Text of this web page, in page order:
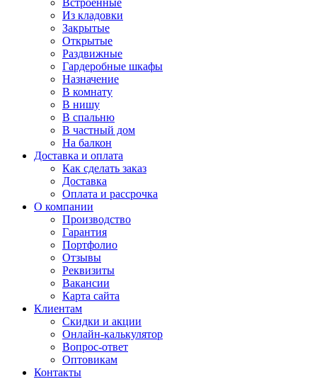
Встроенные
Из кладовки
Закрытые
Открытые
Раздвижные
Гардеробные шкафы
Назначение
В комнату
В нишу
В спальню
В частный дом
На балкон
Доставка и оплата
Как сделать заказ
Доставка
Оплата и рассрочка
О компании
Производство
Гарантия
Портфолио
Отзывы
Реквизиты
Вакансии
Карта сайта
Клиентам
Скидки и акции
Онлайн-калькулятор
Вопрос-ответ
Оптовикам
Контакты